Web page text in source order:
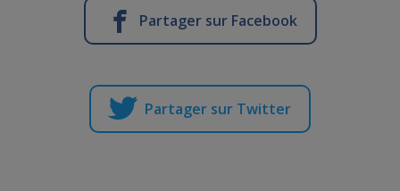
Partager sur Facebook
Partager sur Twitter